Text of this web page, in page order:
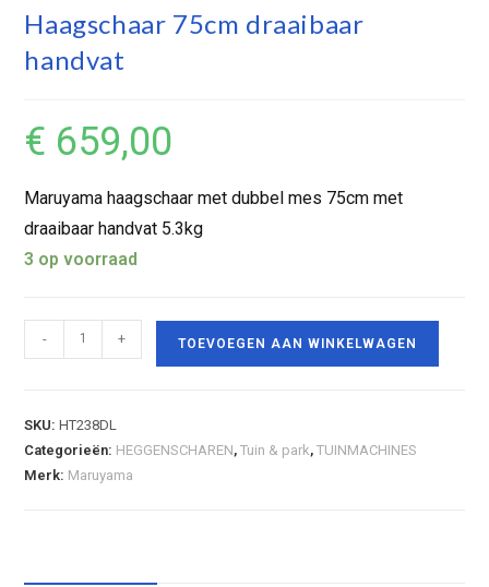
Haagschaar 75cm draaibaar
handvat
€ 659,00
Maruyama haagschaar met dubbel mes 75cm met
draaibaar handvat 5.3kg
3 op voorraad
- + TOEVOEGEN AAN WINKELWAGEN
SKU:HT238DL
Categorieën: HEGGENSCHAREN,Tuin & park,TUINMACHINES
Merk: Maruyama